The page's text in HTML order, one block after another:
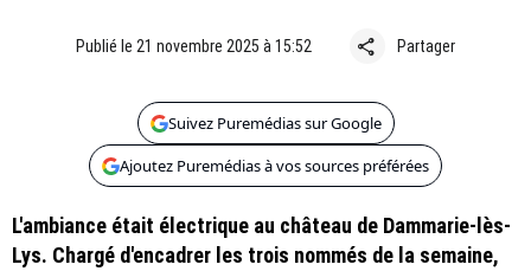
Publié le 21 novembre 2025 à 15:52 share Partager
Suivez Puremédias sur Google
Ajoutez Puremédias à vos sources préférées
L'ambiance était électrique au château de Dammarie-lès-
Lys. Chargé d'encadrer les trois nommés de la semaine,